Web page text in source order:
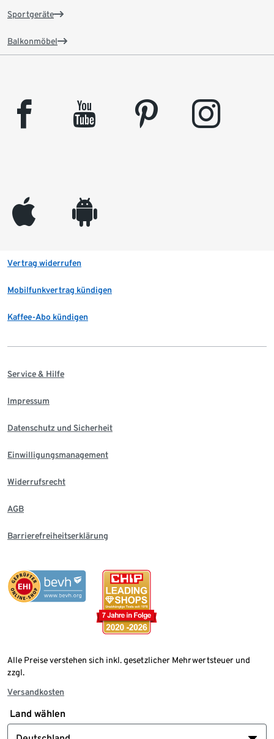
Sportgeräte
Balkonmöbel
facebook youtube pinterest instagram
appleinc android
Vertrag widerrufen
Mobilfunkvertrag kündigen
Kaffee-Abo kündigen
Service & Hilfe
Impressum
Datenschutz und Sicherheit
Einwilligungsmanagement
Widerrufsrecht
AGB
Barrierefreiheitserklärung
Alle Preise verstehen sich inkl. gesetzlicher Mehrwertsteuer und
zzgl.
Versandkosten
Land wählen